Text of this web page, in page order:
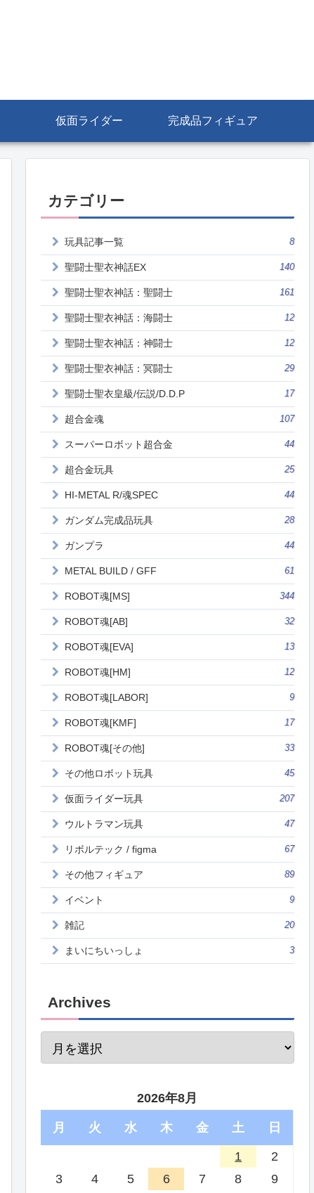
仮面ライダー 完成品フィギュア
カテゴリー
玩具記事一覧 8
聖闘士聖衣神話EX 140
聖闘士聖衣神話：聖闘士 161
聖闘士聖衣神話：海闘士 12
聖闘士聖衣神話：神闘士 12
聖闘士聖衣神話：冥闘士 29
聖闘士聖衣皇級/伝説/D.D.P 17
超合金魂 107
スーパーロボット超合金 44
超合金玩具 25
HI-METAL R/魂SPEC 44
ガンダム完成品玩具 28
ガンプラ 44
METAL BUILD / GFF 61
ROBOT魂[MS] 344
ROBOT魂[AB] 32
ROBOT魂[EVA] 13
ROBOT魂[HM] 12
ROBOT魂[LABOR] 9
ROBOT魂[KMF] 17
ROBOT魂[その他] 33
その他ロボット玩具 45
仮面ライダー玩具 207
ウルトラマン玩具 47
リボルテック / figma 67
その他フィギュア 89
イベント 9
雑記 20
まいにちいっしょ 3
Archives
2026年8月
月 火 水 木 金 土 日
1
2
3
4 5 6 7 8
9